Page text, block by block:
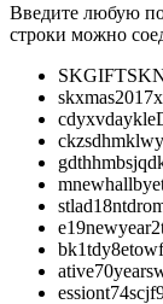
Введите любую
строки можно